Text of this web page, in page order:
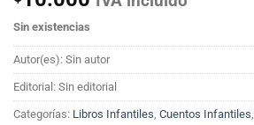
Sin existencias
Autor(es): Sin autor
Editorial: Sin editorial
Categorías: Libros Infantiles, Cuentos Infantiles,